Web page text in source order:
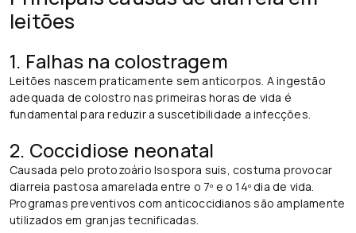
leitões
1. Falhas na colostragem
Leitões nascem praticamente sem anticorpos. A ingestão
adequada de colostro nas primeiras horas de vida é
fundamental para reduzir a suscetibilidade a infecções.
2. Coccidiose neonatal
Causada pelo protozoário Isospora suis, costuma provocar
diarreia pastosa amarelada entre o 7º e o 14º dia de vida.
Programas preventivos com anticoccidianos são amplamente
utilizados em granjas tecnificadas.